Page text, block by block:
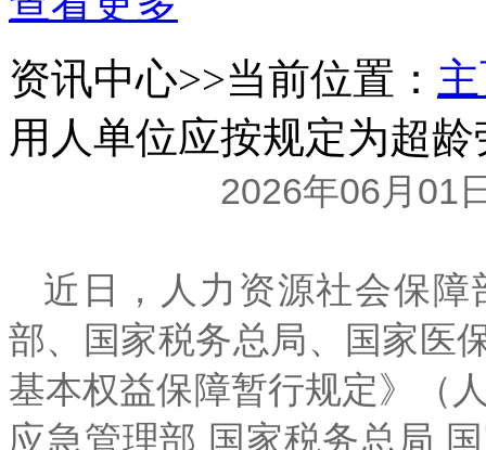
资讯中心>>当前位置：
用人单位应按规定为超
2026年06月01
近日，人力资源社会保
部、国家税务总局、国家医
基本权益保障暂行规定》（
应急管理部 国家税务总局